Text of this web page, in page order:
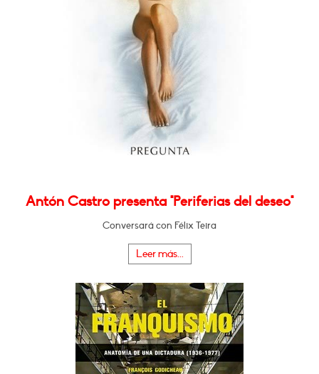
Antón Castro presenta "Periferias del deseo"
Conversará con Félix Teira
Leer más...